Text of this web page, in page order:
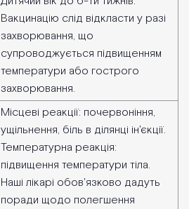
Вакцинацію слід відкласти у разі
захворювання, що
супроводжується підвищенням
температури або гострого
захворювання.
Місцеві реакції: почервоніння,
ущільнення, біль в ділянці ін'єкції.
Температурна реакція:
підвищення температури тіла.
Наші лікарі обов'язково дадуть
поради щодо полегшення